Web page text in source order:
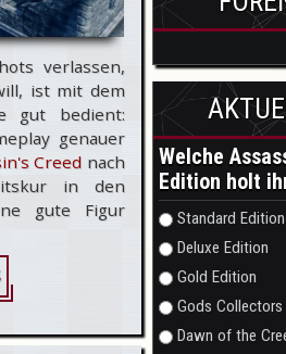
verlassen,
ist mit dem
gut bedient:
genauer
Creed nach
in den
gute Figur
Welche
Edition holt
Standard Edition
Deluxe Edition
Gold Edition
Gods Collectors
Dawn of the